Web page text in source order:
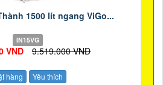
1500 lít ngang ViGo...
IN15VG
VND 9.519.000 VND
hàng Yêu thích